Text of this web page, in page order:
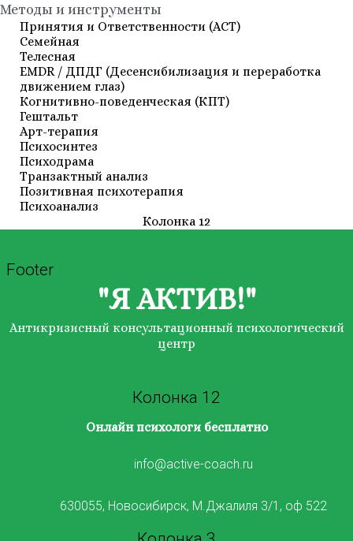
Методы и инструменты
Принятия и Ответственности (АСТ)
Семейная
Телесная
EMDR / ДПДГ (Десенсибилизация и переработка
движением глаз)
Когнитивно-поведенческая (КПТ)
Гештальт
Арт-терапия
Психосинтез
Психодрама
Транзактный анализ
Позитивная психотерапия
Психоанализ
Колонка 12
Footer
"Я АКТИВ!"
Антикризисный консультационный психологический
центр
Колонка 12
Онлайн психологи бесплатно
info@active-coach.ru
630055, Новосибирск, М.Джалиля 3/1, оф 522